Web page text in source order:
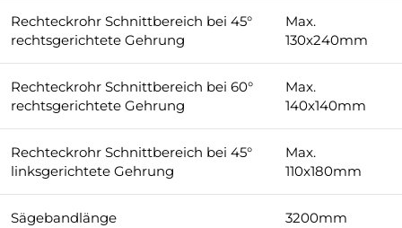
Rechteckrohr Schnittbereich bei 45°
rechtsgerichtete Gehrung
Max.
130x240mm
Rechteckrohr Schnittbereich bei 60°
rechtsgerichtete Gehrung
Max.
140x140mm
Rechteckrohr Schnittbereich bei 45°
linksgerichtete Gehrung
Max.
110x180mm
Sägebandlänge 3200mm